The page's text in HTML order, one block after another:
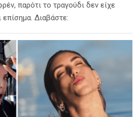
παρότι το τραγούδι δεν είχε
Διαβάστε: